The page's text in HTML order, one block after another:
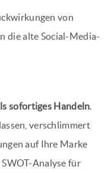
von
die alte Social-Media-
sofortiges Handeln.
verschlimmert
auf Ihre Marke
Analyse für